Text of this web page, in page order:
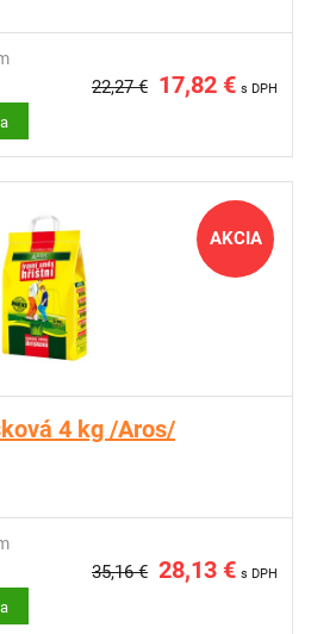
22,27 € 17,82 € s DPH
AKCIA
4 kg /Aros/
35,16 € 28,13 € s DPH